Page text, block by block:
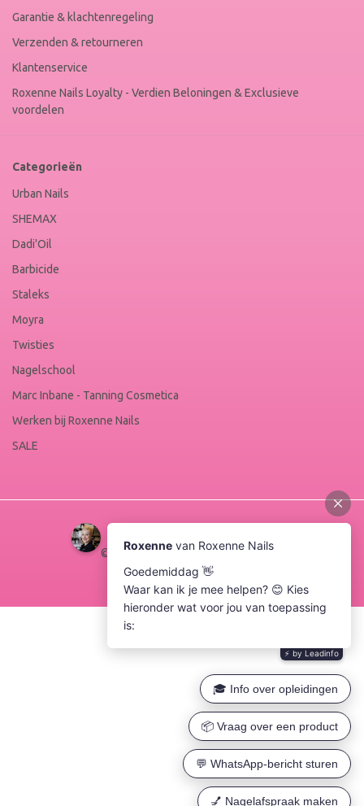
Garantie & klachtenregeling
Verzenden & retourneren
Klantenservice
Roxenne Nails Loyalty - Verdien Beloningen & Exclusieve
voordelen
Categorieën
Urban Nails
SHEMAX
Dadi'Oil
Barbicide
Staleks
Moyra
Twisties
Nagelschool
Marc Inbane - Tanning Cosmetica
Werken bij Roxenne Nails
SALE
© Copyright 2026 Roxenne Nails